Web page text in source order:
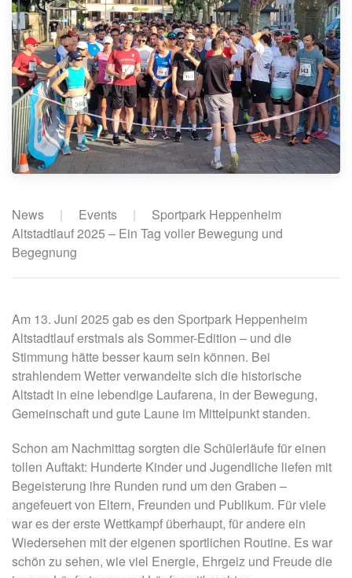
News Events
Sportpark Heppenheim
Altstadtlauf 2025 – Ein Tag voller Bewegung und
Begegnung
Am 13. Juni 2025 gab es den Sportpark Heppenheim
Altstadtlauf erstmals als Sommer-Edition – und die
Stimmung hätte besser kaum sein können. Bei
strahlendem Wetter verwandelte sich die historische
Altstadt in eine lebendige Laufarena, in der Bewegung,
Gemeinschaft und gute Laune im Mittelpunkt standen.
Schon am Nachmittag sorgten die Schülerläufe für einen
tollen Auftakt: Hunderte Kinder und Jugendliche liefen mit
Begeisterung ihre Runden rund um den Graben –
angefeuert von Eltern, Freunden und Publikum. Für viele
war es der erste Wettkampf überhaupt, für andere ein
Wiedersehen mit der eigenen sportlichen Routine. Es war
schön zu sehen, wie viel Energie, Ehrgeiz und Freude die